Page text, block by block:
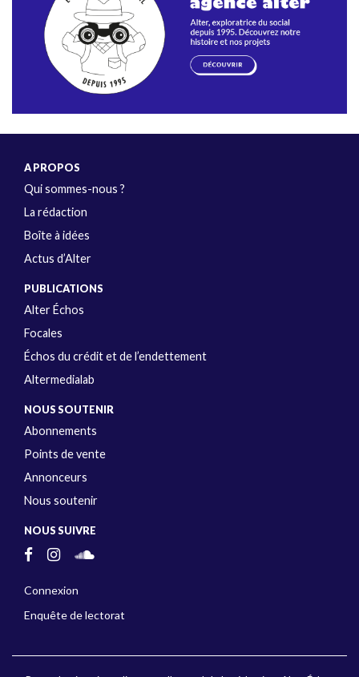
A PROPOS
Qui sommes-nous ?
La rédaction
Boîte à idées
Actus d’Alter
PUBLICATIONS
Alter Échos
Focales
Échos du crédit et de l’endettement
Altermedialab
NOUS SOUTENIR
Abonnements
Points de vente
Annonceurs
Nous soutenir
NOUS SUIVRE
Connexion
Enquête de lectorat